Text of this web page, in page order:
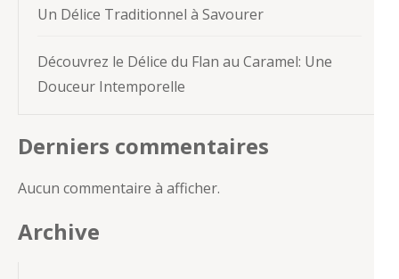
Un Délice Traditionnel à Savourer
Découvrez le Délice du Flan au Caramel: Une
Douceur Intemporelle
Derniers commentaires
Aucun commentaire à afficher.
Archive